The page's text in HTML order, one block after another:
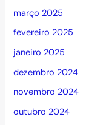
março 2025
fevereiro 2025
janeiro 2025
dezembro 2024
novembro 2024
outubro 2024